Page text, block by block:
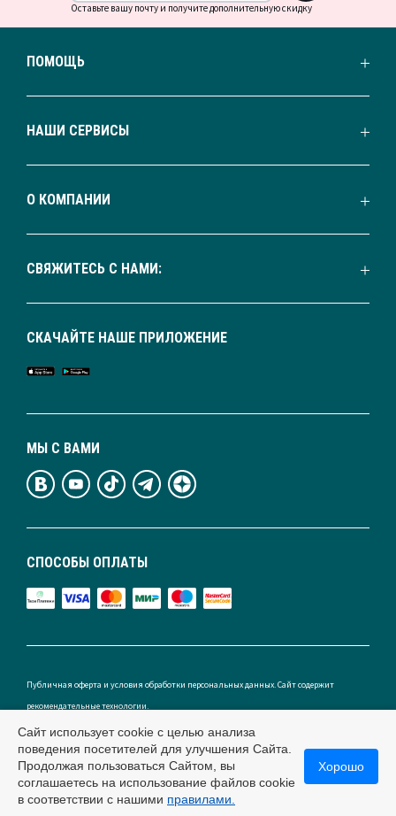
Оставьте вашу почту и получите дополнительную скидку
ПОМОЩЬ
НАШИ СЕРВИСЫ
О КОМПАНИИ
СВЯЖИТЕСЬ С НАМИ:
СПОСОБЫ ОПЛАТЫ
МЫ С ВАМИ
СКАЧАЙТЕ НАШЕ ПРИЛОЖЕНИЕ
Публичная оферта и условия обработки персональных данных. Сайт содержит
рекомендательные технологии.
Россия
Сайт использует cookie с целью анализа
поведения посетителей для улучшения Сайта.
Продолжая пользоваться Сайтом, вы
соглашаетесь на использование файлов cookie
в соответствии с нашими правилами.
Хорошо